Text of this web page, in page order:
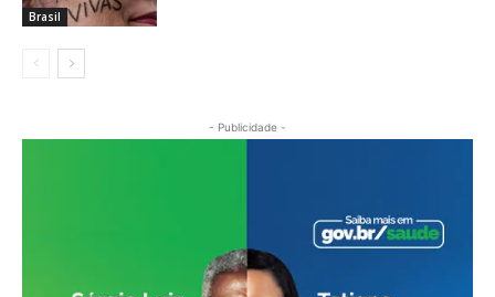
Brasil
- Publicidade -